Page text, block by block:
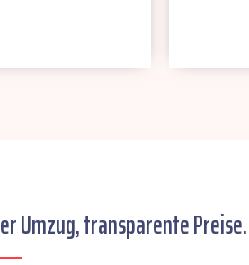
Umzug, transparente Preise.